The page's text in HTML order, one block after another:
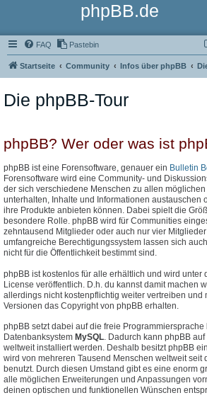
phpBB.de
FAQ Pastebin
Startseite Community Infos über phpBB
Die phpBB-Tour
phpBB? Wer oder was ist
phpBB ist eine Forensoftware, genauer ein Bulletin
Forensoftware wird eine Community- und
der sich verschiedene Menschen zu allen
unterhalten, Inhalte und Informationen austauschen
ihre Produkte anbieten können. Dabei spielt die
besondere Rolle. phpBB wird für Communities
zehntausend Mitglieder oder auch nur vier
umfangreiche Berechtigungssystem lassen sich
nicht für die Öffentlichkeit bestimmt sind.
phpBB ist kostenlos für alle erhältlich und wird unter
License veröffentlich. D.h. du kannst damit machen
allerdings nicht kostenpflichtig weiter vertreiben und
Versionen das Copyright von phpBB erhalten.
phpBB setzt dabei auf die freie Programmiersprache
Datenbanksystem MySQL. Dadurch kann phpBB
weltweit installiert werden. Deshalb besitzt phpBB
wird von mehreren Tausend Menschen weltweit seit
benutzt. Durch diesen Umstand gibt es eine enorm
alle möglichen Erweiterungen und Anpassungen
deinen optischen und funktionellen Wünschen